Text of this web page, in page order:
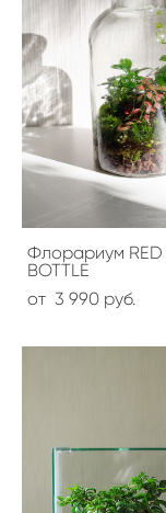
Флорариум RED
BOTTLE
от 3 990 pуб.